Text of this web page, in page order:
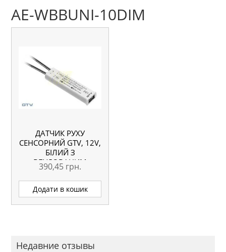
AE-WBBUNI-10DIM
ДАТЧИК РУХУ
СЕНСОРНИЙ GTV, 12V,
БІЛИЙ З
ВБУДОВАНИМ
ДИМЕРОМ
390,45 грн.
Додати в кошик
Недавние отзывы